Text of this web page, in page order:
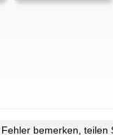
bemerken, teilen